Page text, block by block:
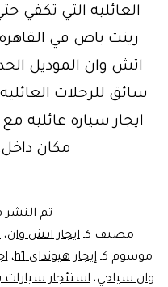
سائق للرحلات
ايجار سياره عائليه
مكان
تم النشر
مصنف كـ ايجار اتش وان،
موسوم كـإيجار هيونداي h1 ،
وان سياحي، استئجار